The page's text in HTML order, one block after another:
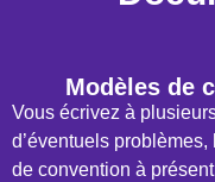
Modèles de
Vous écrivez à
d’éventuels
de convention à